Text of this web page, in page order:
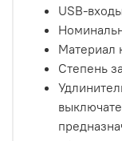
USB-
Материал
Степень